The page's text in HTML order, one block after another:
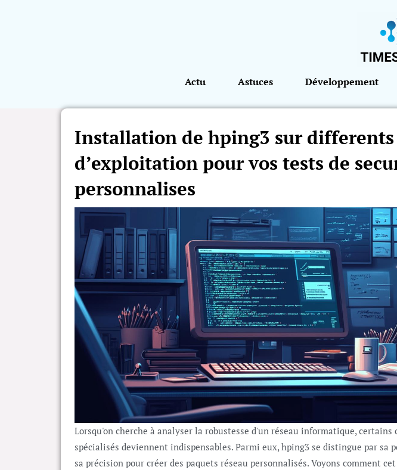
Actu Astuces Développement
Installation de hping3 sur differents
d’exploitation pour vos tests de
personnalises
Lorsqu'on cherche à analyser la robustesse d'un réseau informatique, certains
spécialisés deviennent indispensables. Parmi eux, hping3 se distingue par sa
sa précision pour créer des paquets réseau personnalisés. Voyons comment